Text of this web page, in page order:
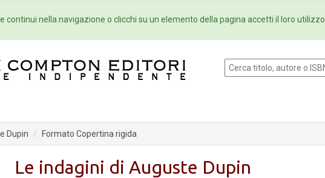
Eventi Collane Newsletter Ebookstore
Dupin Formato Copertina rigida
Le indagini di Auguste Dupin
nella navigazione o clicchi su un elemento della pagina accetti il loro utilizzo.